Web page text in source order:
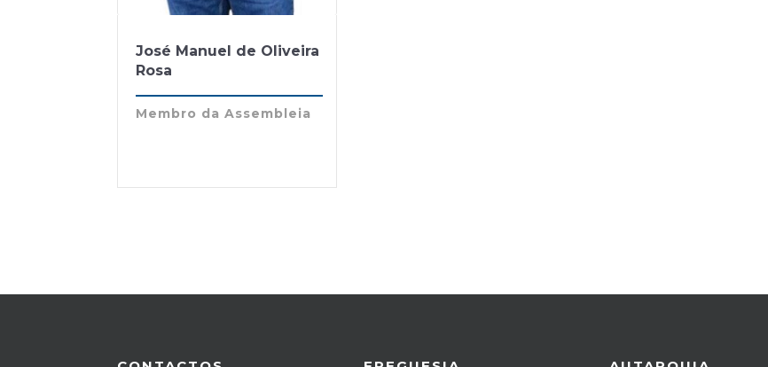
José Manuel de Oliveira
Rosa
Membro da Assembleia